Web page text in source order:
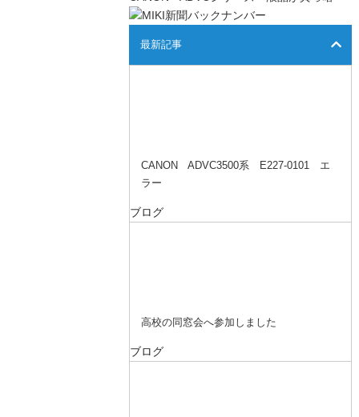
最新記事
CANON ADVC3500系 E227-0101 エ
ラー
ブログ
高校の同窓会へ参加しました
ブログ